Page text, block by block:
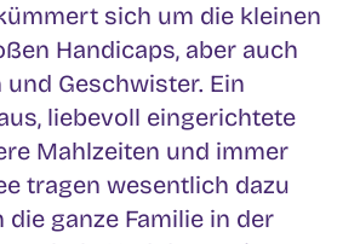
sich um die kleinen
Handicaps, aber auch
Geschwister. Ein
liebevoll eingerichtete
Mahlzeiten und immer
tragen wesentlich dazu
die ganze Familie in der